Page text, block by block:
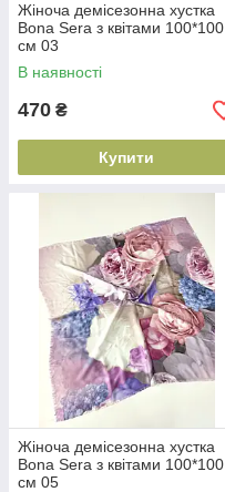
Жіноча демісезонна хустка
Bona Sera з квітами 100*100
см 03
В наявності
470 ₴
Купити
Жіноча демісезонна хустка
Bona Sera з квітами 100*100
см 05